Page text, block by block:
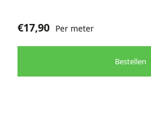
€17,90 Per meter
Bestellen